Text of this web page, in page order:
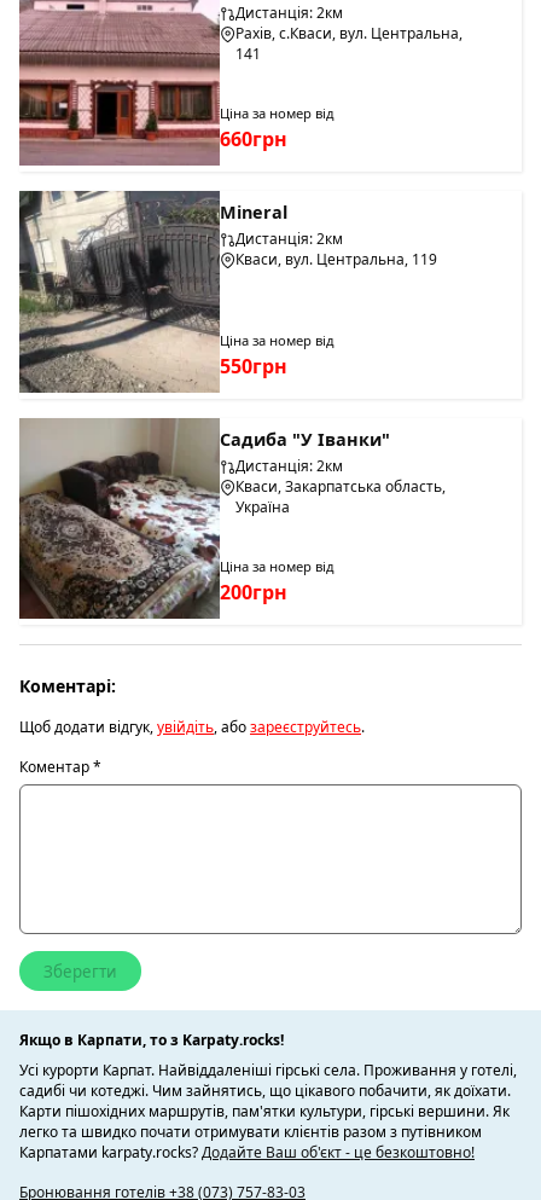
Дистанція: 2км
Рахів, с.Кваси, вул. Центральна,
141
Ціна за номер від
660грн
Mineral
Дистанція: 2км
Кваси, вул. Центральна, 119
Ціна за номер від
550грн
Садиба "У Іванки"
Дистанція: 2км
Кваси, Закарпатська область,
Україна
Ціна за номер від
200грн
Коментарі:
Щоб додати відгук,увійдіть, абозареєструйтесь.
Коментар*
Якщо в Карпати, то з Karpaty.rocks!
Усі курорти Карпат. Найвіддаленіші гірські села. Проживання у готелі,
садибі чи котеджі. Чим зайнятись, що цікавого побачити, як доїхати.
Карти пішохідних маршрутів, пам'ятки культури, гірські вершини. Як
легко та швидко почати отримувати клієнтів разом з путівником
Карпатами karpaty.rocks?Додайте Ваш об'єкт - це безкоштовно!
Бронювання готелів +38 (073) 757-83-03